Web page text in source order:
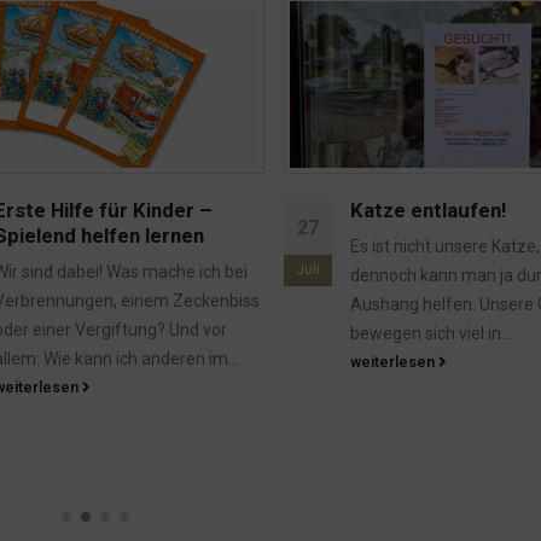
entlaufen!
ist nicht unsere Katze, aber
kann man ja durch einen
helfen. Unsere Gäste
sich viel in...
31
Dez.
Wir haben sie: Die
Flensburger
Links ein Nordertor,
Flasche Flens. So kommt
die Quietscheente
beliebte Ente ist nun bei...